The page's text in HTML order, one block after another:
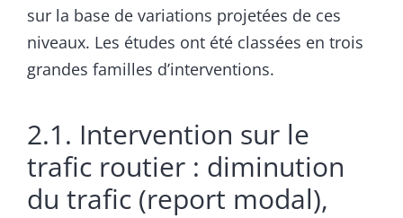
sur la base de variations projetées de ces
niveaux. Les études ont été classées en trois
grandes familles d’interventions.
2.1. Intervention sur le
trafic routier : diminution
du trafic (report modal),